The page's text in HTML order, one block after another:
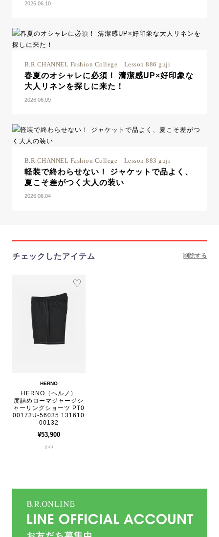
2026.06.10
B.R.CHANNEL Fashion College Lesson.886 guji
春夏のオシャレに必須！ 清潔感UP×好印象な
大人リネンを探しに来た！
2026.06.09
B.R.CHANNEL Fashion College Lesson.883 guji
軽装で終わらせない！ ジャケットで品よく、
夏こそ差がつく大人の装い
2026.06.04
チェックしたアイテム 削除する
HERNO
HERNO（ヘルノ）
度詰めローマジャージシ
ャーリングショーツ PT0
00173U-56035 131610
00132
¥53,900
guji